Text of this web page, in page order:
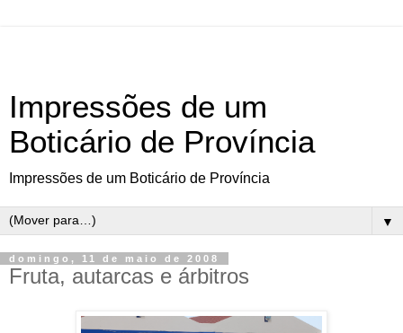
Impressões de um
Boticário de Província
Impressões de um Boticário de Província
▼
domingo, 11 de maio de 2008
Fruta, autarcas e árbitros